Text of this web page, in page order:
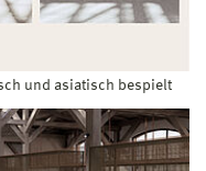
und asiatisch bespielt